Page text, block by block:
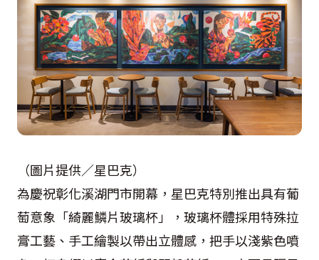
（圖片提供／星巴克）
為慶祝彰化溪湖門市開幕，星巴克特別推出具有葡
萄意象「綺麗鱗片玻璃杯」，玻璃杯體採用特殊拉
膏工藝、手工繪製以帶出立體感，把手以淺紫色噴